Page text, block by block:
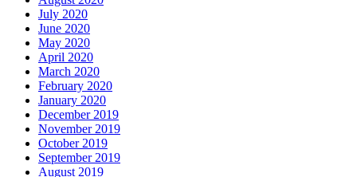
July 2020
June 2020
May 2020
April 2020
March 2020
February 2020
January 2020
December 2019
November 2019
October 2019
September 2019
August 2019